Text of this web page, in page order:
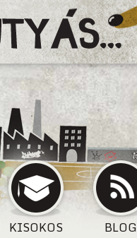
KISOKOS BLOG